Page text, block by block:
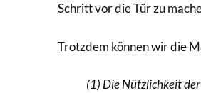
Schritt vor die Tür zu
Trotzdem können wir die
(1) Die Nützlichkeit